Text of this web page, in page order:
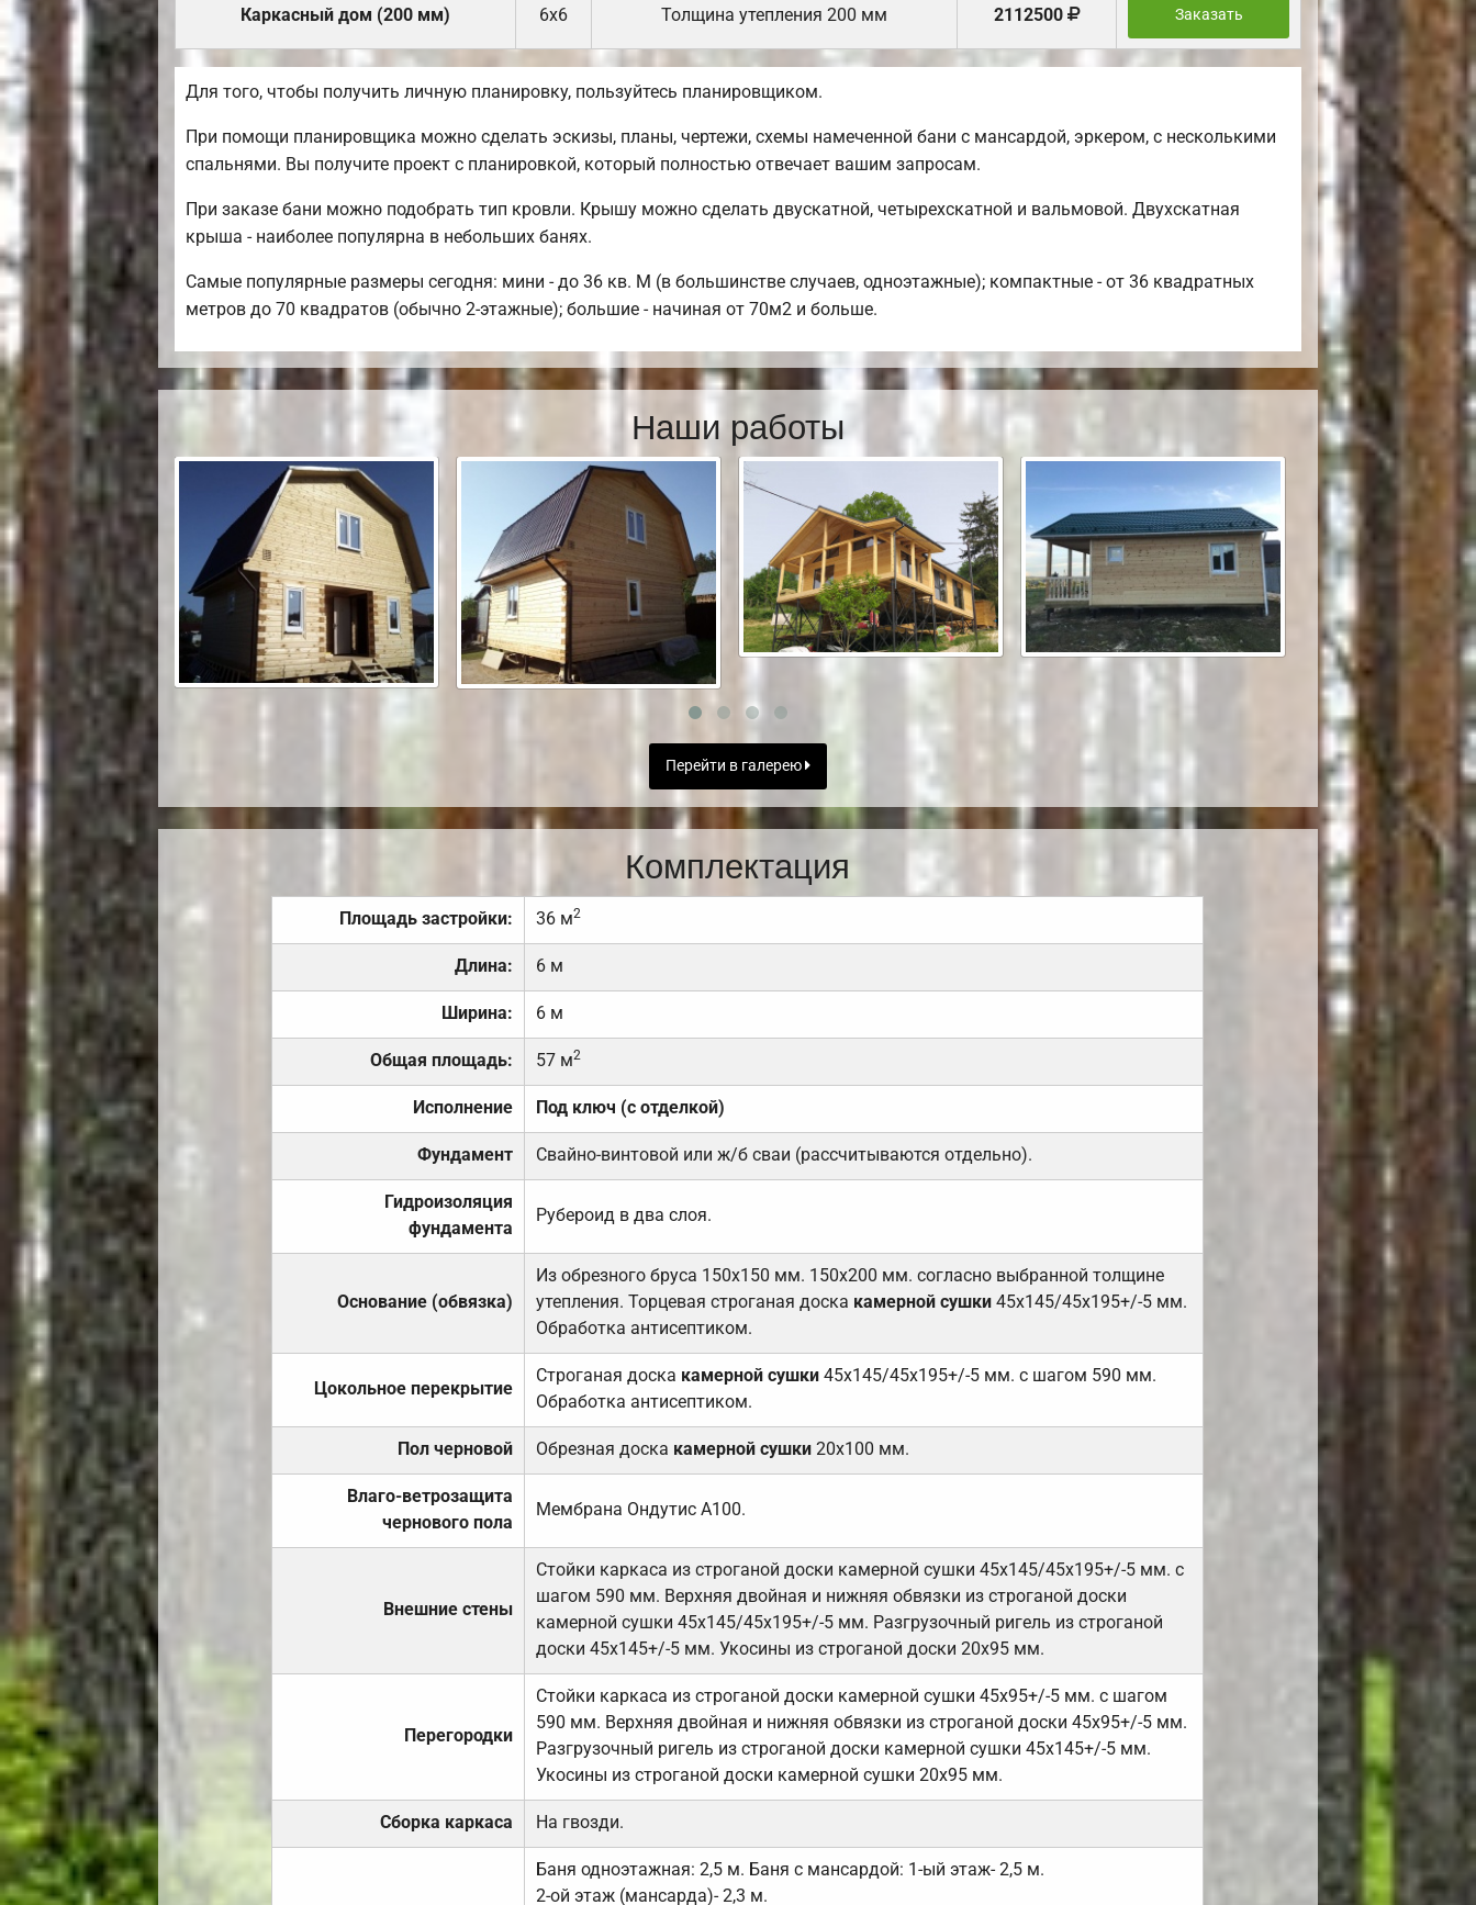
Каркасный дом (200 мм) 6х6 Толщина утепления 200 мм 2112500 Заказать
Для того, чтобы получить личную планировку, пользуйтесь планировщиком.
При помощи планировщика можно сделать эскизы, планы, чертежи, схемы намеченной бани с мансардой, эркером, с несколькими
спальнями. Вы получите проект с планировкой, который полностью отвечает вашим запросам.
При заказе бани можно подобрать тип кровли. Крышу можно сделать двускатной, четырехскатной и вальмовой. Двухскатная
крыша - наиболее популярна в небольших банях.
Самые популярные размеры сегодня: мини - до 36 кв. М (в большинстве случаев, одноэтажные); компактные - от 36 квадратных
метров до 70 квадратов (обычно 2-этажные); большие - начиная от 70м2 и больше.
Наши работы
Перейти в галерею
Комплектация
Площадь застройки: 36 м2
Длина: 6 м
Ширина: 6 м
Общая площадь: 57 м2
Исполнение Под ключ (с отделкой)
Фундамент Свайно-винтовой или ж/б сваи (рассчитываются отдельно).
Гидроизоляция
фундамента
Рубероид в два слоя.
Основание (обвязка)
Из обрезного бруса 150х150 мм. 150х200 мм. согласно выбранной толщине
утепления. Торцевая строганая доска камерной сушки45х145/45х195+/-5 мм.
Обработка антисептиком.
Цокольное перекрытие
Строганая доска камерной сушки 45х145/45х195+/-5 мм. с шагом 590 мм.
Обработка антисептиком.
Пол черновой Обрезная доска камерной сушки20х100 мм.
Влаго-ветрозащита
чернового пола
Мембрана Ондутис А100.
Внешние стены
Стойки каркаса из строганой доски камерной сушки 45х145/45х195+/-5 мм. с
шагом 590 мм. Верхняя двойная и нижняя обвязки из строганой доски
камерной сушки 45х145/45х195+/-5 мм. Разгрузочный ригель из строганой
доски 45х145+/-5 мм. Укосины из строганой доски 20х95 мм.
Перегородки
Стойки каркаса из строганой доски камерной сушки 45х95+/-5 мм. с шагом
590 мм. Верхняя двойная и нижняя обвязки из строганой доски 45х95+/-5 мм.
Разгрузочный ригель из строганой доски камерной сушки 45х145+/-5 мм.
Укосины из строганой доски камерной сушки 20х95 мм.
Сборка каркаса На гвозди.
Баня одноэтажная: 2,5 м. Баня с мансардой: 1-ый этаж- 2,5 м.
2-ой этаж (мансарда)- 2,3 м.